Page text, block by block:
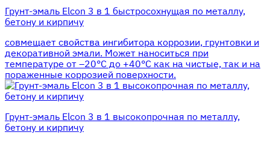
Грунт-эмаль Elcon 3 в 1 быстросохнущая по металлу,
бетону и кирпичу
совмещает свойства ингибитора коррозии, грунтовки и
декоративной эмали. Может наноситься при
температуре от –20°С до +40°С как на чистые, так и на
пораженные коррозией поверхности.
Грунт-эмаль Elcon 3 в 1 высокопрочная по металлу,
бетону и кирпичу